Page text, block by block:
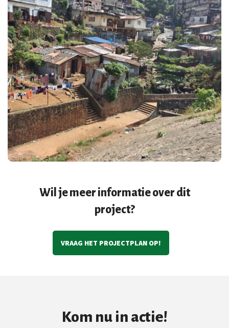
Wil je meer informatie over dit
project?
VRAAG HET PROJECTPLAN OP!
Kom nu in actie!